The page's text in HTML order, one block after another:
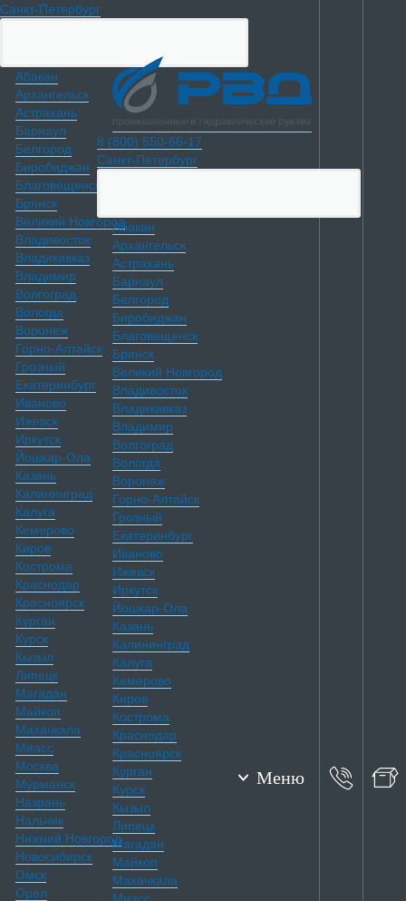
Санкт-Петербург
Абакан
Архангельск
Астрахань
Барнаул
Белгород
Биробиджан
Благовещенск
Брянск
Великий Новгород
Владивосток
Владикавказ
Владимир
Волгоград
Вологда
Воронеж
Горно-Алтайск
Грозный
Екатеринбург
Иваново
Ижевск
Иркутск
Йошкар-Ола
Казань
Калининград
Калуга
Кемерово
Киров
Кострома
Краснодар
Красноярск
Курган
Курск
Кызыл
Липецк
Магадан
Майкоп
Махачкала
Миасс
Москва
Мурманск
Назрань
Нальчик
Нижний Новгород
Новосибирск
Омск
Орел
Меню
8 (800) 550-66-17
Санкт-Петербург
Абакан
Архангельск
Астрахань
Барнаул
Белгород
Биробиджан
Благовещенск
Брянск
Великий Новгород
Владивосток
Владикавказ
Владимир
Волгоград
Вологда
Воронеж
Горно-Алтайск
Грозный
Екатеринбург
Иваново
Ижевск
Иркутск
Йошкар-Ола
Казань
Калининград
Калуга
Кемерово
Киров
Кострома
Краснодар
Красноярск
Курган
Курск
Кызыл
Липецк
Магадан
Майкоп
Махачкала